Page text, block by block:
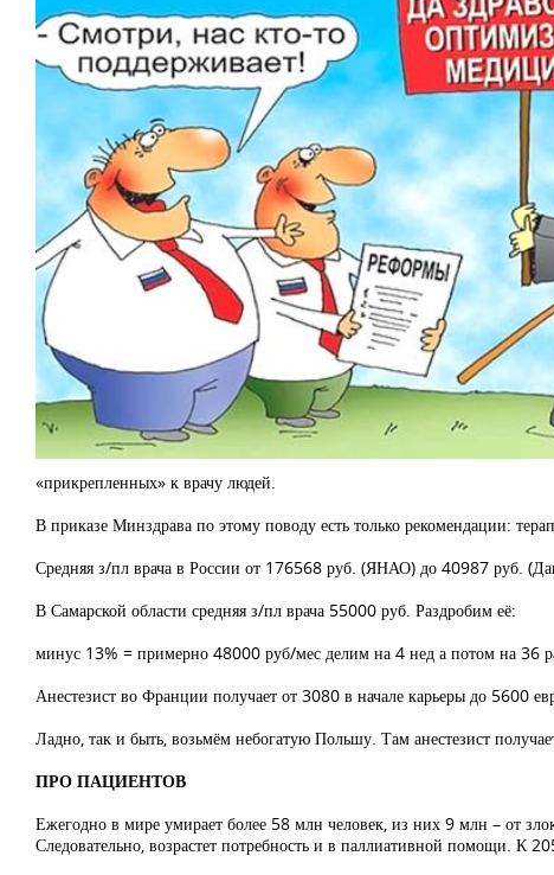
«прикрепленных» к врачу людей.
В приказе Минздрава по этому поводу есть только рекомендации:
Средняя з/пл врача в России от 176568 руб. (ЯНАО) до 40987 руб.
В Самарской области средняя з/пл врача 55000 руб. Раздробим её:
минус 13% = примерно 48000 руб/мес делим на 4 нед а потом на 36
Анестезист во Франции получает от 3080 в начале карьеры до 5600
Ладно, так и быть, возьмём небогатую Польшу. Там анестезист
ПРО ПАЦИЕНТОВ
Ежегодно в мире умирает более 58 млн человек, из них 9 млн – от
Следовательно, возрастет потребность и в паллиативной помощи. К